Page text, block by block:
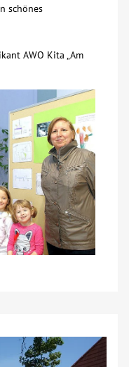
schönes
AWO Kita „Am